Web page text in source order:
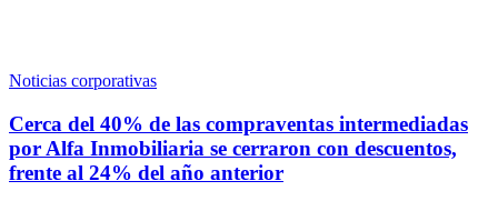
Noticias corporativas
Cerca del 40% de las compraventas intermediadas
por Alfa Inmobiliaria se cerraron con descuentos,
frente al 24% del año anterior